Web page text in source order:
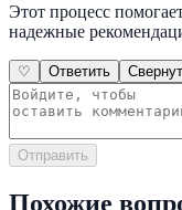
Этот процесс
надежные
♡ Ответить
Отправить
Похожие